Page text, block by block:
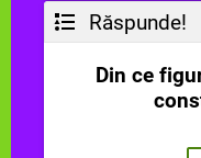
Răspunde!
Din ce